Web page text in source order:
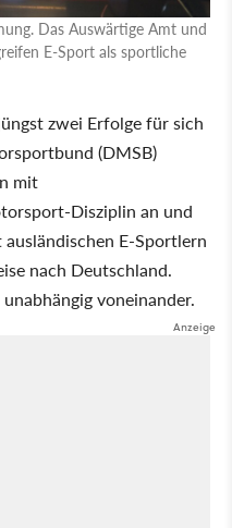
Das Auswärtige Amt und
E-Sport als sportliche
zwei Erfolge für sich
(DMSB)
mit
Disziplin an und
E-Sportlern
nach Deutschland.
voneinander.